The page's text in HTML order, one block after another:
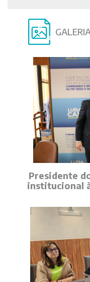
Presidente
institucional